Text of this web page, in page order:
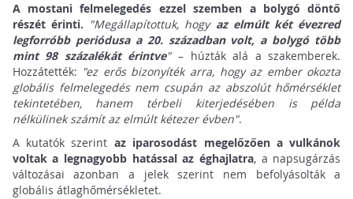
A mostani felmelegedés ezzel szemben a bolygó döntő
részét érinti. "Megállapítottuk, hogy az elmúlt két évezred
legforróbb periódusa a 20. században volt, a bolygó több
mint 98 százalékát érintve"– húzták alá a szakemberek.
Hozzátették: "ez erős bizonyíték arra, hogy az ember okozta
globális felmelegedés nem csupán az abszolút hőmérséklet
tekintetében, hanem térbeli kiterjedésében is példa
nélkülinek számít az elmúlt kétezer évben".
A kutatók szerint az iparosodást megelőzően a vulkánok
voltak a legnagyobb hatással az éghajlatra, a napsugárzás
változásai azonban a jelek szerint nem befolyásolták a
globális átlaghőmérsékletet.